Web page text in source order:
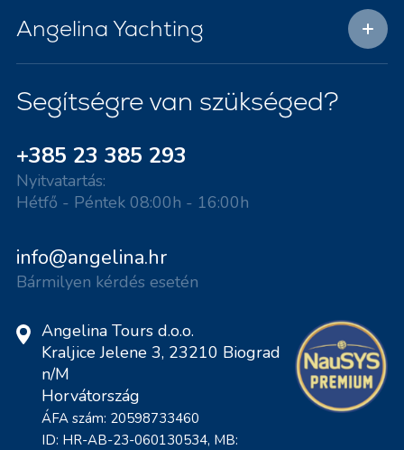
Angelina Yachting
Segítségre van szükséged?
+385 23 385 293
Nyitvatartás:
Hétfő - Péntek 08:00h - 16:00h
info@angelina.hr
Bármilyen kérdés esetén
Angelina Tours d.o.o.
Kraljice Jelene 3, 23210 Biograd
n/M
Horvátország
ÁFA szám: 20598733460
ID: HR-AB-23-060130534, MB: